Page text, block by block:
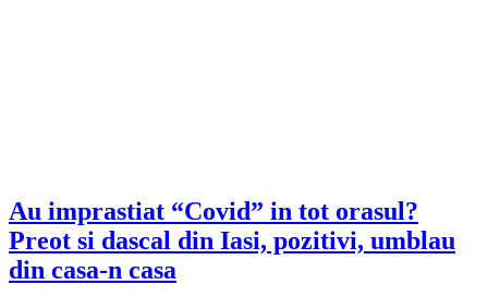
Au imprastiat “Covid” in tot orasul?
Preot si dascal din Iasi, pozitivi, umblau
din casa-n casa